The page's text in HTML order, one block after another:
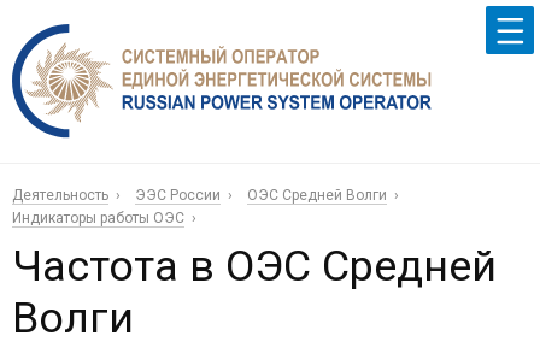
Деятельность ЭЭС России
ОЭС Средней Волги
Индикаторы работы ОЭС
Частота в ОЭС Средней
Волги